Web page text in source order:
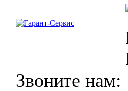
Звоните нам: